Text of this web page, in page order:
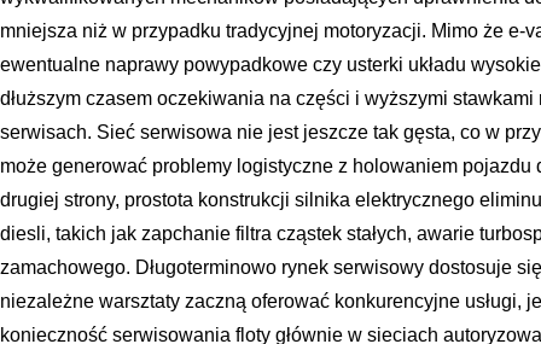
mniejsza niż w przypadku tradycyjnej motoryzacji. Mimo że e-
ewentualne naprawy powypadkowe czy usterki układu
dłuższym czasem oczekiwania na części i wyższymi
serwisach. Sieć serwisowa nie jest jeszcze tak gęsta, co w
może generować problemy logistyczne z holowaniem pojazdu
drugiej strony, prostota konstrukcji silnika elektrycznego
diesli, takich jak zapchanie filtra cząstek stałych, awarie
zamachowego. Długoterminowo rynek serwisowy dostosuje
niezależne warsztaty zaczną oferować konkurencyjne usługi,
konieczność serwisowania floty głównie w sieciach